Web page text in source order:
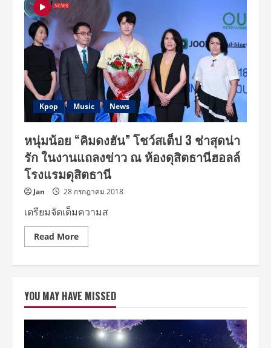
ดง
ฮัน”
น่า
รัก
ขี้
เล่น
เซ็กซี่
กระชาก
หัวใจ
สาว
ไทย
Kpop Music News
หนุ่มน้อย “คิมดงฮัน” โชว์สเต็ป 3 ช่าสุดน่า
รัก ในงานแถลงข่าว ณ ห้องดุสิตธานีฮอลล์
โรงแรมดุสิตธานี
Jan 28 กรกฎาคม 2018
เตรียมจัดเต็มความส
Read MoreRead
more
โชว์
ส
เต็ป
3
สุด
YOU MAY HAVE MISSED